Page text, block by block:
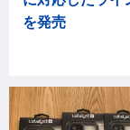
を発売